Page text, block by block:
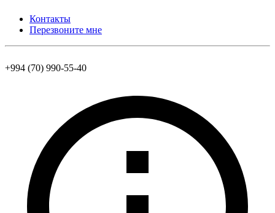
Контакты
Перезвоните мне
+994 (70) 990-55-40